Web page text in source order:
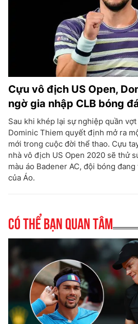
Cựu vô địch US Open,
ngờ gia nhập CLB bóng
Sau khi khép lại sự nghiệp quần
Dominic Thiem quyết định mở ra
mới trong cuộc đời thể thao. Cựu
nhà vô địch US Open 2020 sẽ thử
màu áo Badener AC, đội bóng
của Áo.
Có thể bạn quan tâm